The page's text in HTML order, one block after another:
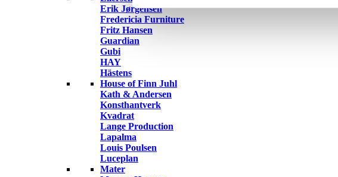
Erik Jørgensen
Fredericia Furniture
Fritz Hansen
Guardian
Gubi
HAY
Hästens
House of Finn Juhl
Kath & Andersen
Konsthantverk
Kvadrat
Lange Production
Lapalma
Louis Poulsen
Luceplan
Mater